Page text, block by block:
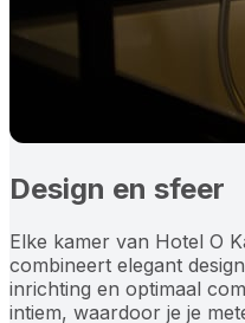
Design en sfeer
Elke kamer van Hotel O
combineert elegant
inrichting en optimaal
intiem, waardoor je je